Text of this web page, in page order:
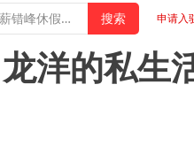
申请入
洋的私生